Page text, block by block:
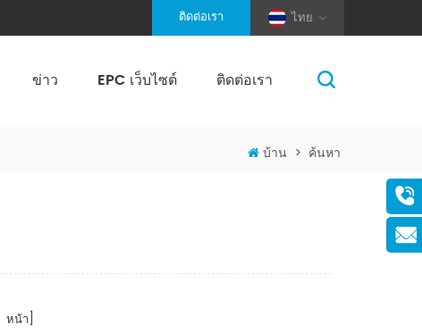
ไทย
ติดต่อเรา
ข่าว EPC เว็บไซต์ ติดต่อเรา
บ้าน > ค้นหา
หน้า]